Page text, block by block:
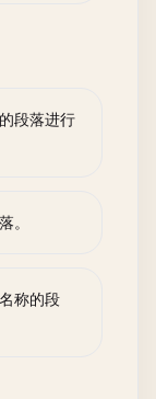
段落进行
。
称的段